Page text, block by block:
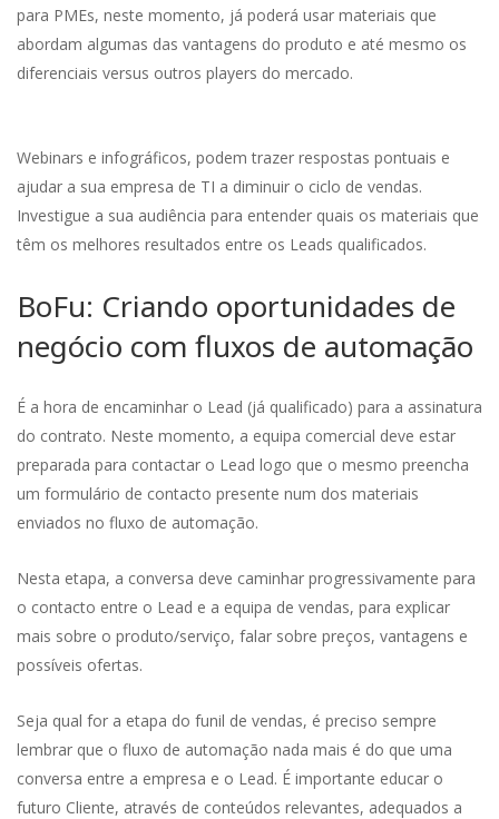
para PMEs, neste momento, já poderá usar materiais que
abordam algumas das vantagens do produto e até mesmo os
diferenciais versus outros players do mercado.
Webinars e infográficos, podem trazer respostas pontuais e
ajudar a sua empresa de TI a diminuir o ciclo de vendas.
Investigue a sua audiência para entender quais os materiais que
têm os melhores resultados entre os Leads qualificados.
BoFu: Criando oportunidades de
negócio com fluxos de automação
É a hora de encaminhar o Lead (já qualificado) para a assinatura
do contrato. Neste momento, a equipa comercial deve estar
preparada para contactar o Lead logo que o mesmo preencha
um formulário de contacto presente num dos materiais
enviados no fluxo de automação.
Nesta etapa, a conversa deve caminhar progressivamente para
o contacto entre o Lead e a equipa de vendas, para explicar
mais sobre o produto/serviço, falar sobre preços, vantagens e
possíveis ofertas.
Seja qual for a etapa do funil de vendas, é preciso sempre
lembrar que o fluxo de automação nada mais é do que uma
conversa entre a empresa e o Lead. É importante educar o
futuro Cliente, através de conteúdos relevantes, adequados a